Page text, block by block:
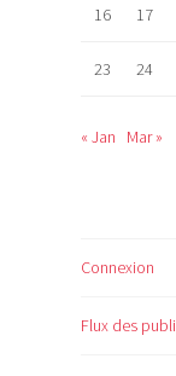
16 17
23 24
« Jan Mar »
Connexion
Flux des